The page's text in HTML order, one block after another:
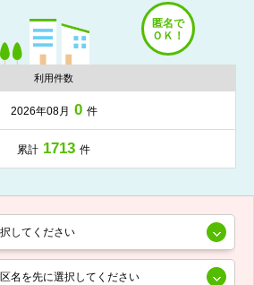
利用件数
2026年08月 0 件
累計 1713 件